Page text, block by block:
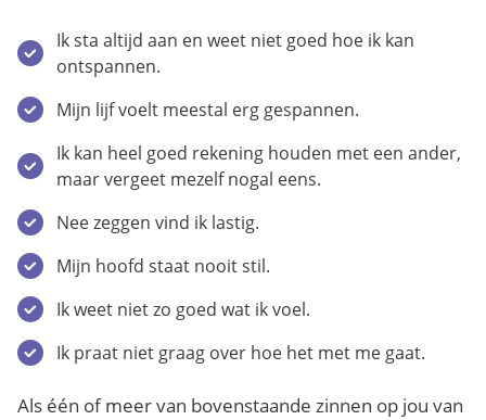
Ik sta altijd aan en weet niet goed hoe ik kan
ontspannen.
Mijn lijf voelt meestal erg gespannen.
Ik kan heel goed rekening houden met een ander,
maar vergeet mezelf nogal eens.
Nee zeggen vind ik lastig.
Mijn hoofd staat nooit stil.
Ik weet niet zo goed wat ik voel.
Ik praat niet graag over hoe het met me gaat.
Als één of meer van bovenstaande zinnen op jou van